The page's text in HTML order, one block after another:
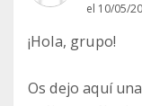
el 10/05/
¡Hola, grupo!
Os dejo aquí